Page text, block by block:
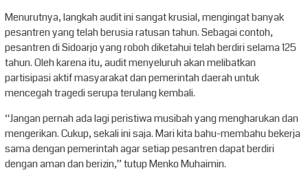
Menurutnya, langkah audit ini sangat krusial, mengingat banyak
pesantren yang telah berusia ratusan tahun. Sebagai contoh,
pesantren di Sidoarjo yang roboh diketahui telah berdiri selama 125
tahun. Oleh karena itu, audit menyeluruh akan melibatkan
partisipasi aktif masyarakat dan pemerintah daerah untuk
mencegah tragedi serupa terulang kembali.
“Jangan pernah ada lagi peristiwa musibah yang mengharukan dan
mengerikan. Cukup, sekali ini saja. Mari kita bahu-membahu bekerja
sama dengan pemerintah agar setiap pesantren dapat berdiri
dengan aman dan berizin,” tutup Menko Muhaimin.